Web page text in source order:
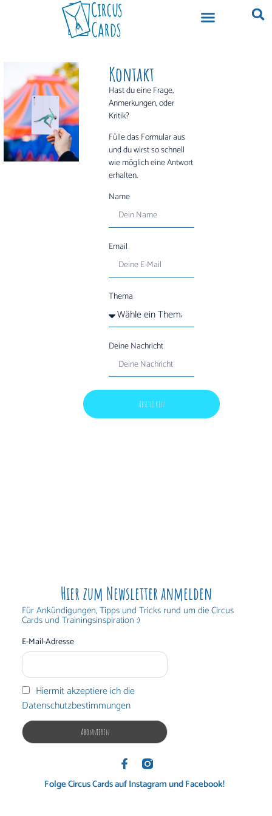
Kontakt
Hast du eine Frage,
Anmerkungen, oder
Kritik?
Fülle das Formular aus
und du wirst so schnell
wie möglich eine Antwort
erhalten.
Name
Email
Thema
Deine Nachricht
Abschicken
Hier zum Newsletter anmelden
Für Ankündigungen, Tipps und Tricks rund um die Circus
Cards und Trainingsinspiration :)
E-Mail-Adresse
Hiermit akzeptiere ich die
Datenschutzbestimmungen
Folge Circus Cards auf Instagram und Facebook!